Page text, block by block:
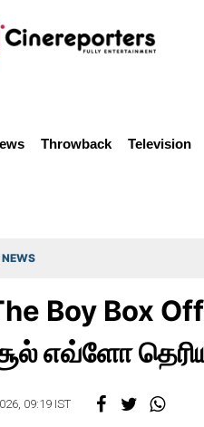
Throwback Television
Boy Box
எவ்ளோ
09:19 IST